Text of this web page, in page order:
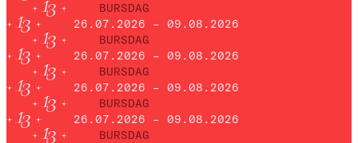
BURSDAG
26.07.2026 – 09.08.2026
BURSDAG
26.07.2026 – 09.08.2026
BURSDAG
26.07.2026 – 09.08.2026
BURSDAG
26.07.2026 – 09.08.2026
BURSDAG